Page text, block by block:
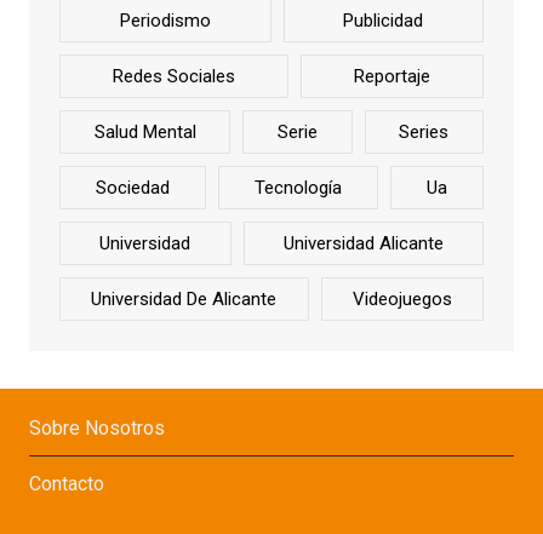
Periodismo Publicidad
Redes Sociales Reportaje
Salud Mental Serie Series
Sociedad Tecnología Ua
Universidad Universidad Alicante
Universidad De Alicante Videojuegos
Sobre Nosotros
Contacto